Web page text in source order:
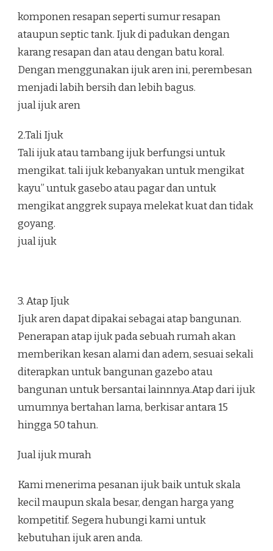
komponen resapan seperti sumur resapan
ataupun septic tank. Ijuk di padukan dengan
karang resapan dan atau dengan batu koral.
Dengan menggunakan ijuk aren ini, perembesan
menjadi labih bersih dan lebih bagus.
jual ijuk aren
2.Tali Ijuk
Tali ijuk atau tambang ijuk berfungsi untuk
mengikat. tali ijuk kebanyakan untuk mengikat
kayu” untuk gasebo atau pagar dan untuk
mengikat anggrek supaya melekat kuat dan tidak
goyang.
jual ijuk
3. Atap Ijuk
Ijuk aren dapat dipakai sebagai atap bangunan.
Penerapan atap ijuk pada sebuah rumah akan
memberikan kesan alami dan adem, sesuai sekali
diterapkan untuk bangunan gazebo atau
bangunan untuk bersantai lainnnya.Atap dari ijuk
umumnya bertahan lama, berkisar antara 15
hingga 50 tahun.
Jual ijuk murah
Kami menerima pesanan ijuk baik untuk skala
kecil maupun skala besar, dengan harga yang
kompetitif. Segera hubungi kami untuk
kebutuhan ijuk aren anda.